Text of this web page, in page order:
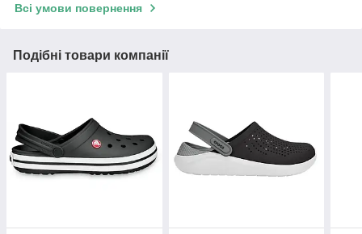
Всі умови повернення
Подібні товари компанії